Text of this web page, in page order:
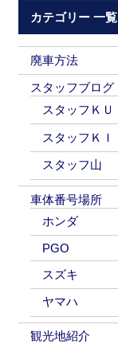
カテゴリー 一覧
廃車方法
スタッフブログ
スタッフＫＵ
スタッフＫＩ
スタッフ山
車体番号場所
ホンダ
PGO
スズキ
ヤマハ
観光地紹介